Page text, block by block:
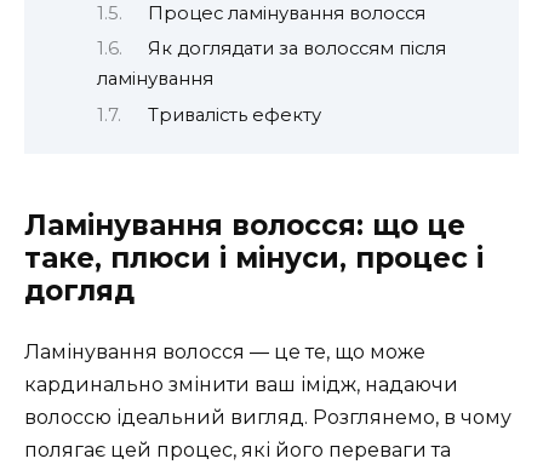
Процес ламінування волосся
Як доглядати за волоссям після
ламінування
Тривалість ефекту
Ламінування волосся: що це
таке, плюси і мінуси, процес і
догляд
Ламінування волосся ― це те, що може
кардинально змінити ваш імідж, надаючи
волоссю ідеальний вигляд. Розглянемо, в чому
полягає цей процес, які його переваги та